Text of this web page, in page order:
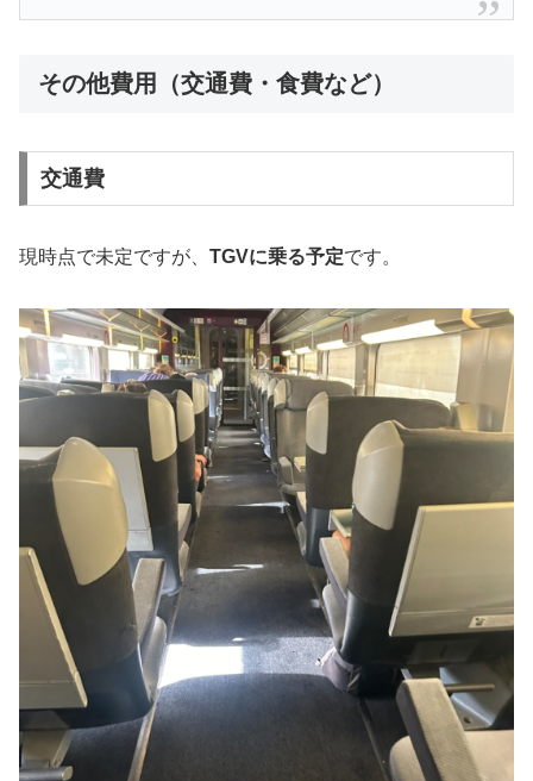
その他費用（交通費・食費など）
交通費
現時点で未定ですが、 TGVに乗る予定です。